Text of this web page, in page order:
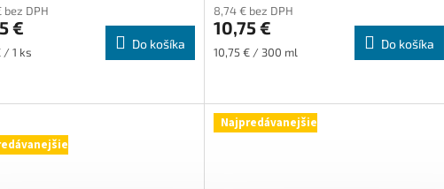
bez DPH
€
/ 1 ks
Do košíka
produktu
je
5,0
8,74 € bez DPH
10,75 €
Jednotková
10,75 € / 300 ml
Do košíka
Najpredávanejšie